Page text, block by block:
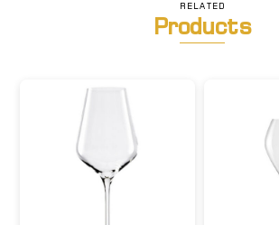
RELATED
Products